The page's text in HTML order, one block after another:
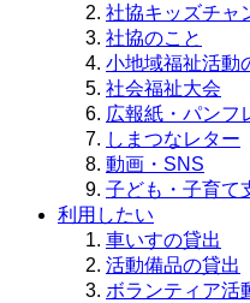
社協キッズチャ
社協のこと
小地域福祉活動
社会福祉大会
広報紙・パンフ
しまつなレター
動画・SNS
子ども・子育て
利用したい
車いすの貸出
活動備品の貸出
ボランティア活